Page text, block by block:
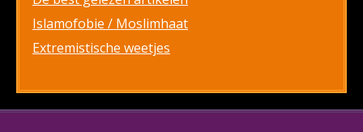
Islamofobie / Moslimhaat
Extremistische weetjes